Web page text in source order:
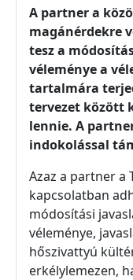
A partner a
magánérdekre
tesz a
véleménye a
tartalmára
tervezet között
lennie. A
indokolással
Azaz a partner a
kapcsolatban
módosítási
véleménye,
hőszivattyú
erkélylemezen,